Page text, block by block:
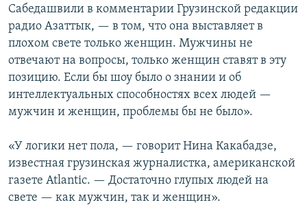
Сабедашвили в комментарии Грузинской редакции
радио Азаттык, — в том, что она выставляет в
плохом свете только женщин. Мужчины не
отвечают на вопросы, только женщин ставят в эту
позицию. Если бы шоу было о знании и об
интеллектуальных способностях всех людей —
мужчин и женщин, проблемы бы не было».
«У логики нет пола, — говорит Нина Какабадзе,
известная грузинская журналистка, американской
газете Atlantic. — Достаточно глупых людей на
свете — как мужчин, так и женщин».